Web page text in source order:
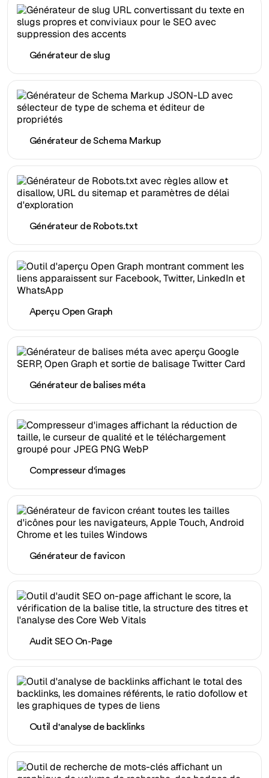
Générateur de slug
Générateur de Schema Markup
Générateur de Robots.txt
Aperçu Open Graph
Générateur de balises méta
Compresseur d'images
Générateur de favicon
Audit SEO On-Page
Outil d'analyse de backlinks